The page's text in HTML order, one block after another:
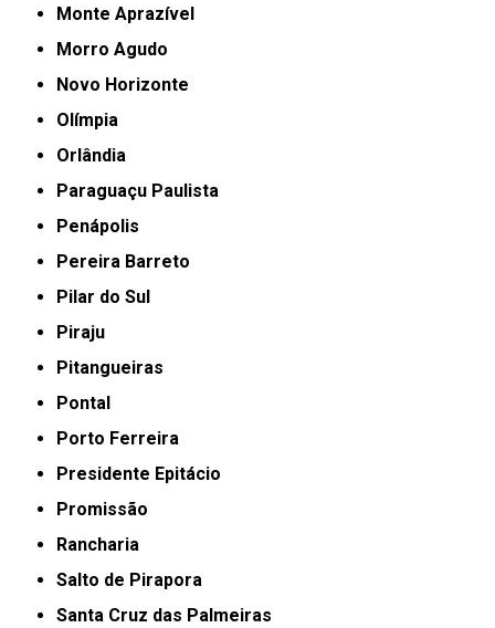
Monte Aprazível
Morro Agudo
Novo Horizonte
Olímpia
Orlândia
Paraguaçu Paulista
Penápolis
Pereira Barreto
Pilar do Sul
Piraju
Pitangueiras
Pontal
Porto Ferreira
Presidente Epitácio
Promissão
Rancharia
Salto de Pirapora
Santa Cruz das Palmeiras